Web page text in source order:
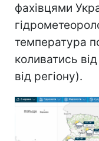
фахівцями
температура
коливатись
від регіону).